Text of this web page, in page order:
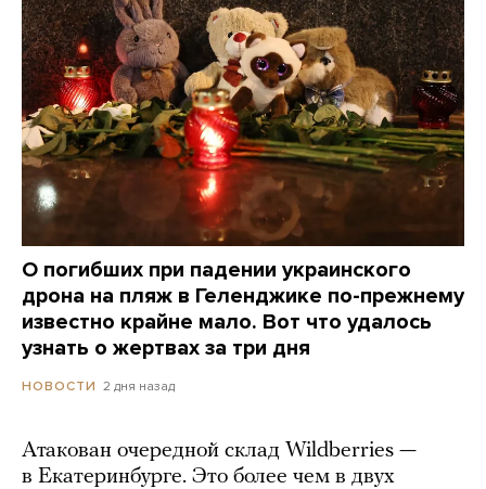
О погибших при падении украинского
дрона на пляж в Геленджике по-прежнему
известно крайне мало. Вот что удалось
узнать о жертвах за три дня
НОВОСТИ 2 дня назад
Атакован очередной склад Wildberries —
в Екатеринбурге. Это более чем в двух